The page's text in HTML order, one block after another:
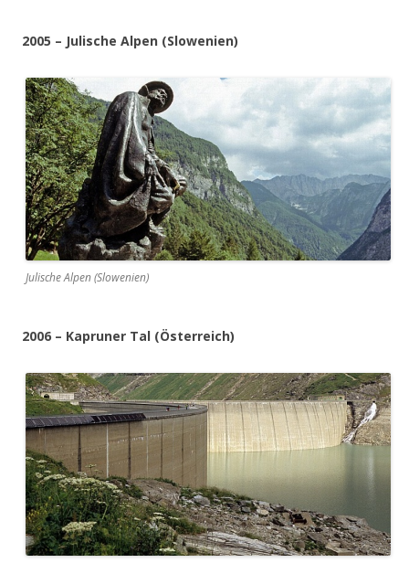
2005 – Julische Alpen (Slowenien)
Julische Alpen (Slowenien)
2006 – Kapruner Tal (Österreich)